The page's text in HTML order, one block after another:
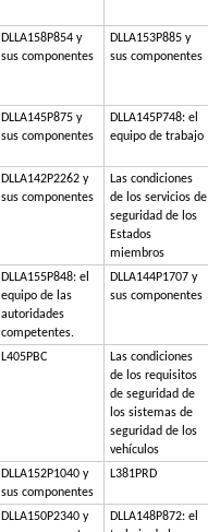
DLLA158P854 y
sus componentes
DLLA153P885 y
sus componentes
DLLA145P875 y
sus componentes
DLLA145P748: el
equipo de trabajo
DLLA142P2262 y
sus componentes
Las condiciones
de los servicios de
seguridad de los
Estados
miembros
DLLA155P848: el
equipo de las
autoridades
competentes.
DLLA144P1707 y
sus componentes
L405PBC
Las condiciones
de los requisitos
de seguridad de
los sistemas de
seguridad de los
vehículos
DLLA152P1040 y
sus componentes
L381PRD
DLLA150P2340 y
DLLA148P872: el